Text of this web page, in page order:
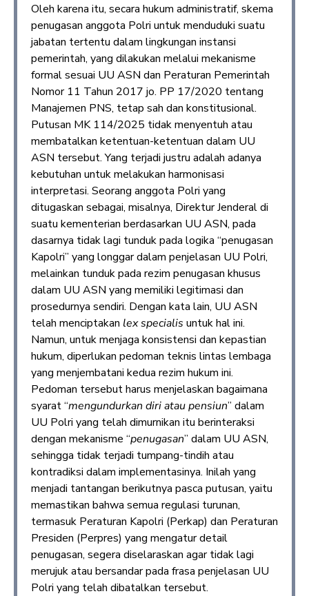
Oleh karena itu, secara hukum administratif, skema
penugasan anggota Polri untuk menduduki suatu
jabatan tertentu dalam lingkungan instansi
pemerintah, yang dilakukan melalui mekanisme
formal sesuai UU ASN dan Peraturan Pemerintah
Nomor 11 Tahun 2017 jo. PP 17/2020 tentang
Manajemen PNS, tetap sah dan konstitusional.
Putusan MK 114/2025 tidak menyentuh atau
membatalkan ketentuan-ketentuan dalam UU
ASN tersebut. Yang terjadi justru adalah adanya
kebutuhan untuk melakukan harmonisasi
interpretasi. Seorang anggota Polri yang
ditugaskan sebagai, misalnya, Direktur Jenderal di
suatu kementerian berdasarkan UU ASN, pada
dasarnya tidak lagi tunduk pada logika “penugasan
Kapolri” yang longgar dalam penjelasan UU Polri,
melainkan tunduk pada rezim penugasan khusus
dalam UU ASN yang memiliki legitimasi dan
prosedurnya sendiri. Dengan kata lain, UU ASN
telah menciptakan lex specialis untuk hal ini.
Namun, untuk menjaga konsistensi dan kepastian
hukum, diperlukan pedoman teknis lintas lembaga
yang menjembatani kedua rezim hukum ini.
Pedoman tersebut harus menjelaskan bagaimana
syarat “mengundurkan diri atau pensiun” dalam
UU Polri yang telah dimurnikan itu berinteraksi
dengan mekanisme “penugasan” dalam UU ASN,
sehingga tidak terjadi tumpang-tindih atau
kontradiksi dalam implementasinya. Inilah yang
menjadi tantangan berikutnya pasca putusan, yaitu
memastikan bahwa semua regulasi turunan,
termasuk Peraturan Kapolri (Perkap) dan Peraturan
Presiden (Perpres) yang mengatur detail
penugasan, segera diselaraskan agar tidak lagi
merujuk atau bersandar pada frasa penjelasan UU
Polri yang telah dibatalkan tersebut.